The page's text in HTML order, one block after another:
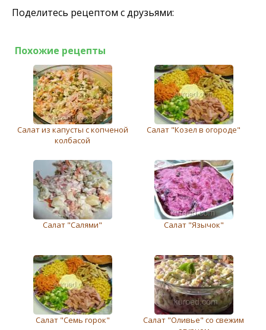
Поделитесь рецептом с друзьями:
Похожие рецепты
Салат из капусты с копченой
колбасой
Салат "Козел в огороде"
Салат "Салями" Салат "Язычок"
Салат "Семь горок"
Салат "Оливье" со свежим